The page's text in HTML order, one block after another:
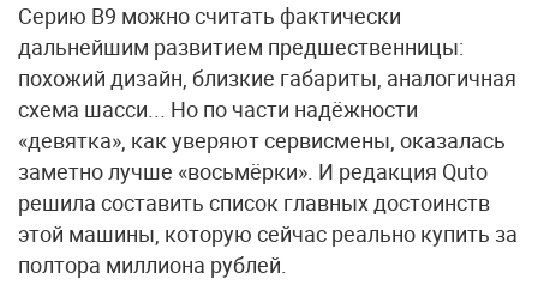
Серию B9 можно считать фактически
дальнейшим развитием предшественницы:
похожий дизайн, близкие габариты, аналогичная
схема шасси... Но по части надёжности
«девятка», как уверяют сервисмены, оказалась
заметно лучше «восьмёрки». И редакция Quto
решила составить список главных достоинств
этой машины, которую сейчас реально купить за
полтора миллиона рублей.